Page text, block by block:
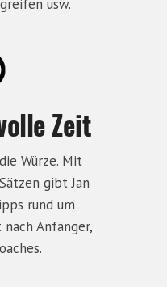
usw.
Zeit
Würze. Mit
gibt Jan
rund um
Anfänger,